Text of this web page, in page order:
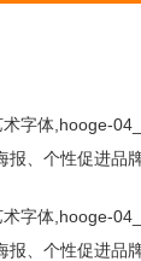
字体,hooge-
、个性促进品
字体,hooge-
、个性促进品